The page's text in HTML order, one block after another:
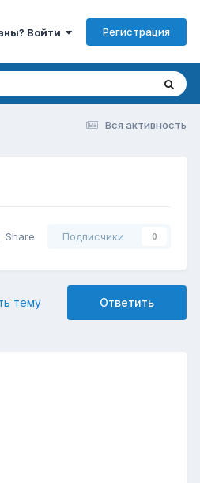
Войти Регистрация
Вся активность
Share Подписчики 0
Ответить
тему